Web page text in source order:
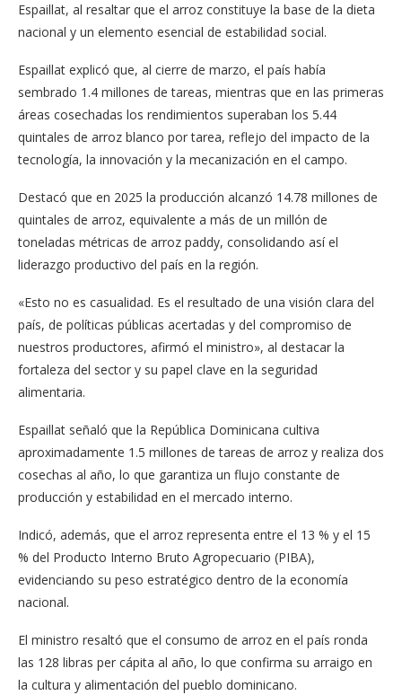
Espaillat, al resaltar que el arroz constituye la base de la dieta
nacional y un elemento esencial de estabilidad social.
Espaillat explicó que, al cierre de marzo, el país había
sembrado 1.4 millones de tareas, mientras que en las primeras
áreas cosechadas los rendimientos superaban los 5.44
quintales de arroz blanco por tarea, reflejo del impacto de la
tecnología, la innovación y la mecanización en el campo.
Destacó que en 2025 la producción alcanzó 14.78 millones de
quintales de arroz, equivalente a más de un millón de
toneladas métricas de arroz paddy, consolidando así el
liderazgo productivo del país en la región.
«Esto no es casualidad. Es el resultado de una visión clara del
país, de políticas públicas acertadas y del compromiso de
nuestros productores, afirmó el ministro», al destacar la
fortaleza del sector y su papel clave en la seguridad
alimentaria.
Espaillat señaló que la República Dominicana cultiva
aproximadamente 1.5 millones de tareas de arroz y realiza dos
cosechas al año, lo que garantiza un flujo constante de
producción y estabilidad en el mercado interno.
Indicó, además, que el arroz representa entre el 13 % y el 15
% del Producto Interno Bruto Agropecuario (PIBA),
evidenciando su peso estratégico dentro de la economía
nacional.
El ministro resaltó que el consumo de arroz en el país ronda
las 128 libras per cápita al año, lo que confirma su arraigo en
la cultura y alimentación del pueblo dominicano.